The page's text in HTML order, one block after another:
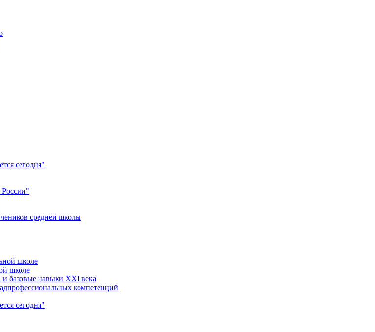
сегодня"
России"
средней школы
школе
школе
базовые навыки XXI века
компетенций
сегодня"